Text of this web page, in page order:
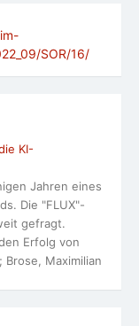
SOR/16/
KI-
Jahren eines
Die "FLUX"-
gefragt.
Erfolg von
Maximilian